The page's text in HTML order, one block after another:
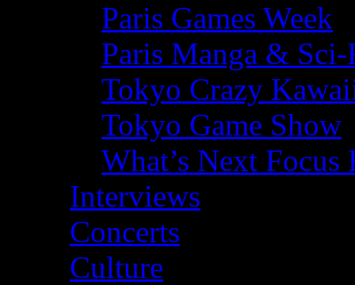
Paris Games Week
Paris Manga &
Tokyo Crazy
Tokyo Game Show
What’s Next
Interviews
Concerts
Culture